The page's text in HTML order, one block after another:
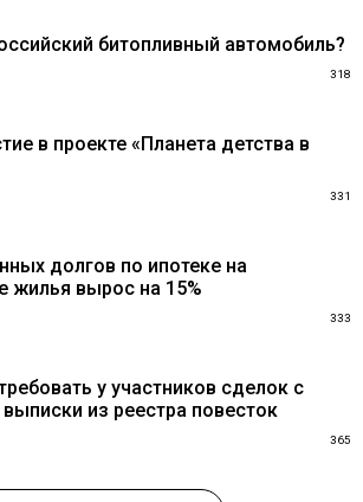
битопливный автомобиль?
318
в проекте «Планета детства в
331
долгов по ипотеке на
жилья вырос на 15%
333
у участников сделок с
из реестра повесток
365